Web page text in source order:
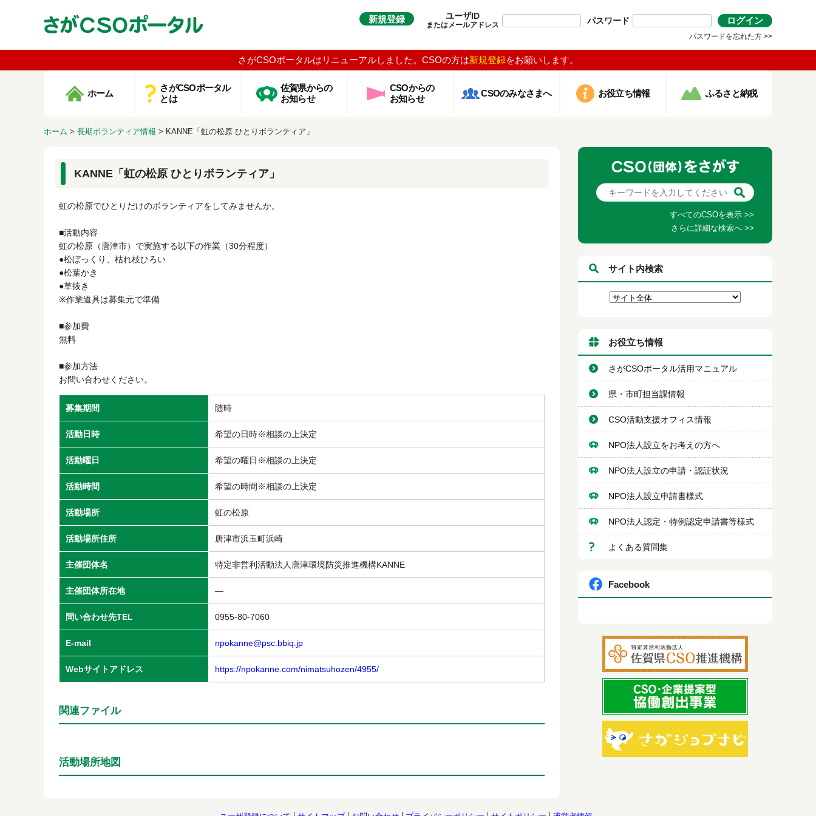
新規登録 ユーザID
またはメールアドレス パスワード ログイン
パスワードを忘れた方 >>
さがCSOポータルはリニューアルしました。CSOの方は新規登録をお願いします。
ホーム
さがCSOポータル
とは
佐賀県からの
お知らせ
CSOからの
お知らせ
CSOのみなさまへ お役立ち情報 ふるさと納税
ホーム > 長期ボランティア情報 > KANNE「虹の松原 ひとりボランティア」
KANNE「虹の松原 ひとりボランティア」
虹の松原でひとりだけのボランティアをしてみませんか。
■活動内容
虹の松原（唐津市）で実施する以下の作業（30分程度）
●松ぼっくり、枯れ枝ひろい
●松葉かき
●草抜き
※作業道具は募集元で準備
■参加費
無料
■参加方法
お問い合わせください。
募集期間 随時
活動日時 希望の日時※相談の上決定
活動曜日 希望の曜日※相談の上決定
活動時間 希望の時間※相談の上決定
活動場所 虹の松原
活動場所住所 唐津市浜玉町浜崎
主催団体名 特定非営利活動法人唐津環境防災推進機構KANNE
主催団体所在地 ―
問い合わせ先TEL 0955-80-7060
E-mail npokanne@psc.bbiq.jp
Webサイトアドレス https://npokanne.com/nimatsuhozen/4955/
関連ファイル
活動場所地図
すべてのCSOを表示 >>
さらに詳細な検索へ >>
サイト内検索
お役立ち情報
さがCSOポータル活用マニュアル
県・市町担当課情報
CSO活動支援オフィス情報
NPO法人設立をお考えの方へ
NPO法人設立の申請・認証状況
NPO法人設立申請書様式
NPO法人認定・特例認定申請書等様式
よくある質問集
Facebook